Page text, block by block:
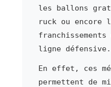
les ballons
ruck ou encore
ligne défensive.
En effet, ces
permettent de